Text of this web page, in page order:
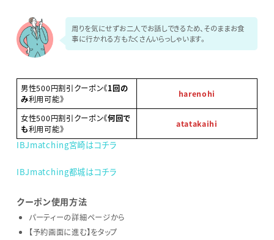
周りを気にせずお二人でお話しできるため、そのままお食
事に行かれる方もたくさんいらっしゃいます。
男性500円割引クーポン《1回の
み利用可能》 harenohi
女性500円割引クーポン《何回で
も利用可能》 atatakaihi
IBJmatching宮崎はコチラ
IBJmatching都城はコチラ
クーポン使用方法
パーティーの詳細ページから
【予約画面に進む】をタップ